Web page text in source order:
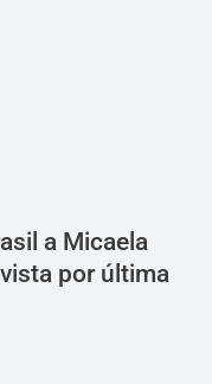
a Micaela
por última